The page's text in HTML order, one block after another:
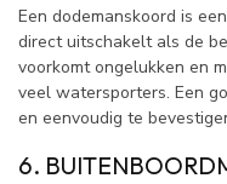
Een dodemanskoord is
direct uitschakelt als de
voorkomt ongelukken en
veel watersporters. Een
en eenvoudig te
6.